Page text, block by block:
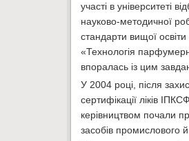
участі в університеті
науково-методичної
стандарти вищої
«Технологія
впоралась із цим
У 2004 році, після
сертифікації ліків
керівництвом почали
засобів промислового